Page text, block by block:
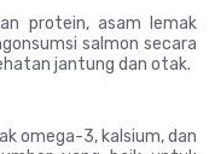
protein, asam lemak
salmon secara
jantung dan otak.
omega-3, kalsium, dan